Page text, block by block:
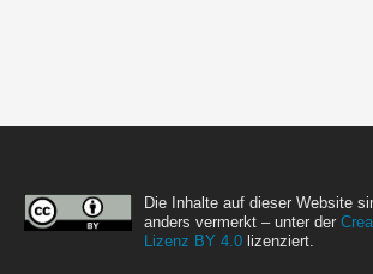
Die Inhalte auf dieser Website
anders vermerkt – unter der
Lizenz BY 4.0 lizenziert.